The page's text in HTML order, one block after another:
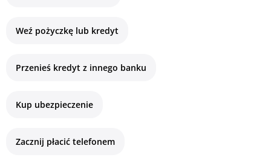
Weź pożyczkę lub kredyt
Przenieś kredyt z innego banku
Kup ubezpieczenie
Zacznij płacić telefonem